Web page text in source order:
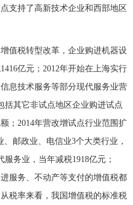
支持了高新技术企业和西部地区
税转型改革，企业购进机器设
亿元；2012年开始在上海实行
息技术服务等部分现代服务业营
括其它非试点地区企业购进试点
；2014年营改增试点行业范围扩
邮政业、电信业3个大类行业，
务业，当年减税1918亿元；
服务、不动产等支付的增值税都
税率来看，我国增值税的标准税